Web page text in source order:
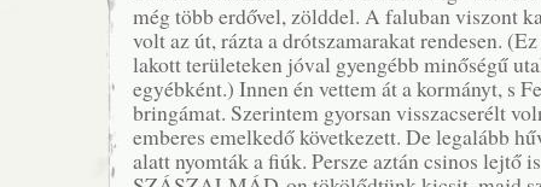
még több erdővel, zölddel. A faluban viszont
volt az út, rázta a drótszamarakat rendesen.
lakott területeken jóval gyengébb minőségű
egyébként.) Innen én vettem át a kormányt, s
bringámat. Szerintem gyorsan visszacserélt
emberes emelkedő következett. De legalább
alatt nyomták a fiúk. Persze aztán csinos lejtő